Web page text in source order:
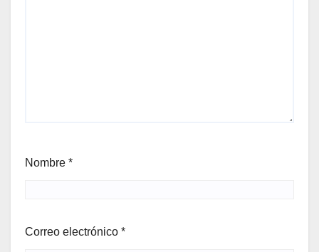
Nombre *
Correo electrónico *